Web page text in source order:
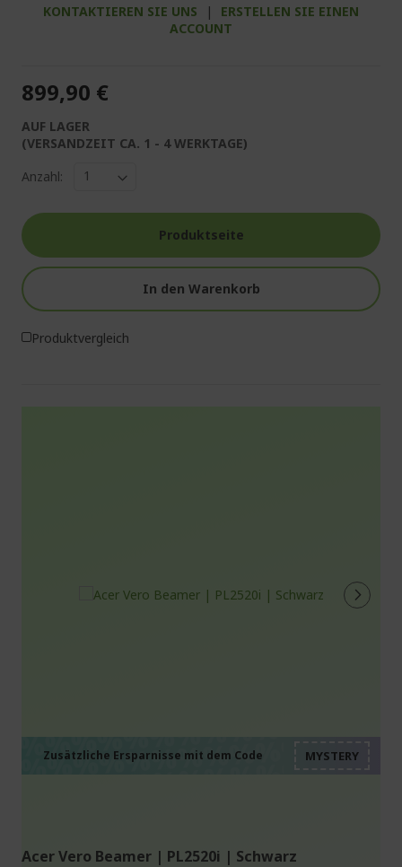
KONTAKTIEREN SIE UNS |
ERSTELLEN SIE EINEN
ACCOUNT
899,90 €
AUF LAGER
(VERSANDZEIT CA. 1 - 4 WERKTAGE)
Anzahl:
Produktseite
In den Warenkorb
Produktvergleich
Zusätzliche Ersparnisse mit dem Code
Acer Vero Beamer | PL2520i | Schwarz